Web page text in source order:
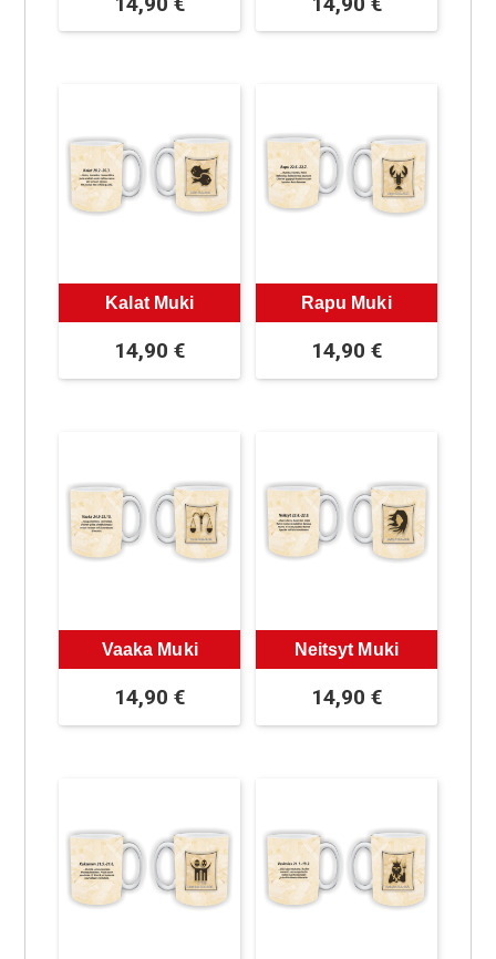
Kalat Muki
14,90€
Rapu Muki
14,90 €
Vaaka Muki
14,90€
Neitsyt Muki
14,90 €